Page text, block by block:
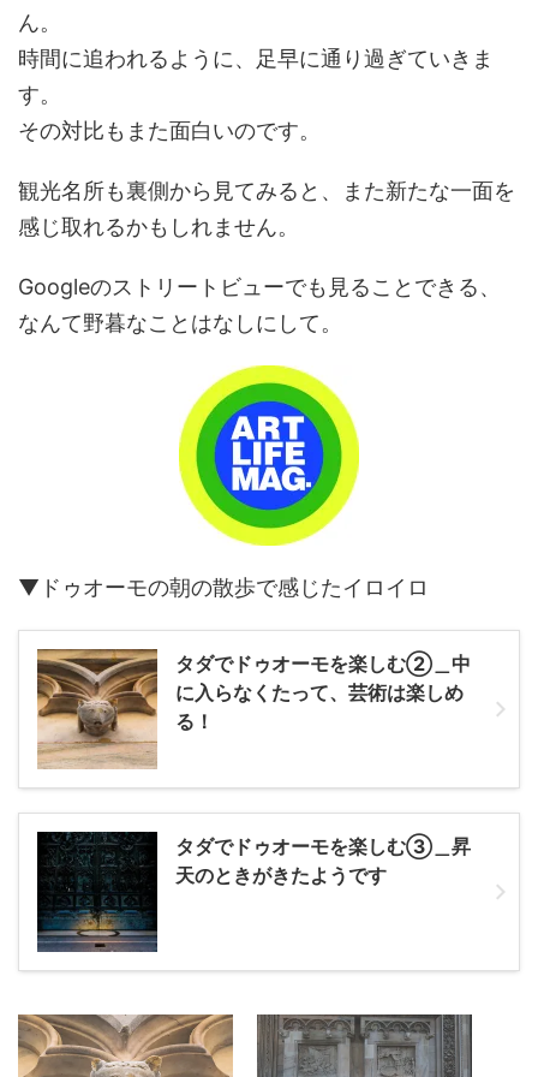
ん。
時間に追われるように、足早に通り過ぎていきま
す。
その対比もまた面白いのです。
観光名所も裏側から見てみると、また新たな一面を
感じ取れるかもしれません。
Googleのストリートビューでも見ることできる、
なんて野暮なことはなしにして。
▼ドゥオーモの朝の散歩で感じたイロイロ
タダでドゥオーモを楽しむ②＿中
に入らなくたって、芸術は楽しめ
る！
タダでドゥオーモを楽しむ③＿昇
天のときがきたようです